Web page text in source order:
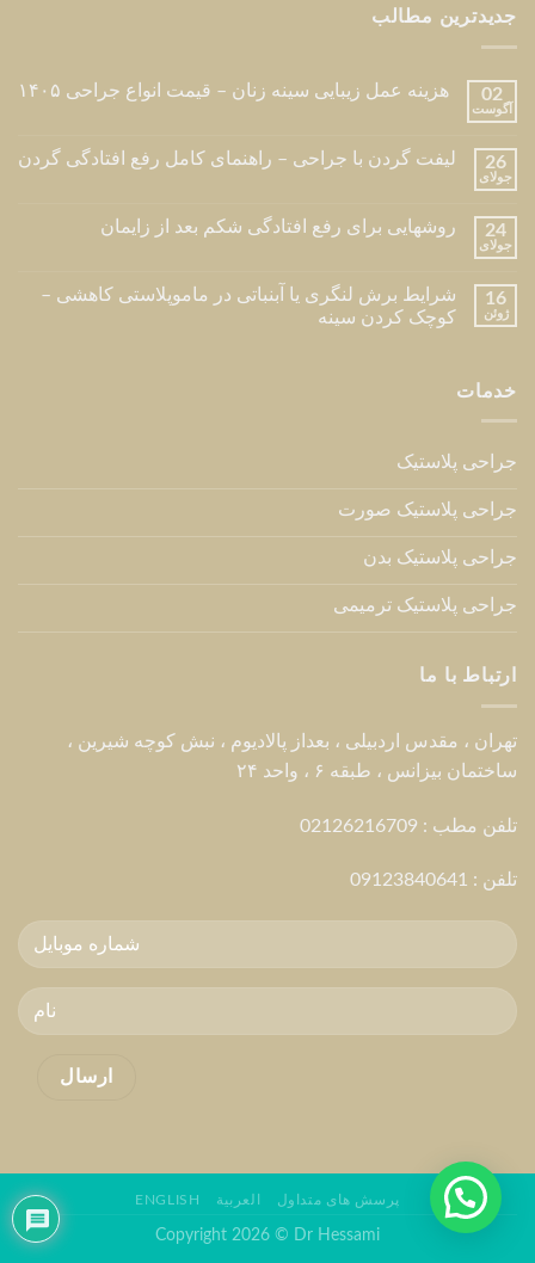
جدیدترین مطالب
02
آگوست
هزینه عمل زیبایی سینه زنان – قیمت انواع جراحی ۱۴۰۵
26
جولای
لیفت گردن با جراحی – راهنمای کامل رفع افتادگی گردن
24
جولای
روشهایی برای رفع افتادگی شکم بعد از زایمان
16
ژوئن
شرایط برش لنگری یا آبنباتی در ماموپلاستی کاهشی –
کوچک کردن سینه
خدمات
جراحی پلاستیک
جراحی پلاستیک صورت
جراحی پلاستیک بدن
جراحی پلاستیک ترمیمی
ارتباط با ما
تهران ، مقدس اردبیلی ، بعداز پالادیوم ، نبش کوچه شیرین ،
ساختمان بیزانس ، طبقه ۶ ، واحد ۲۴
تلفن مطب : 02126216709
تلفن : 09123840641
پرسش های متداول العربية ENGLISH
Copyright 2026 © Dr Hessami